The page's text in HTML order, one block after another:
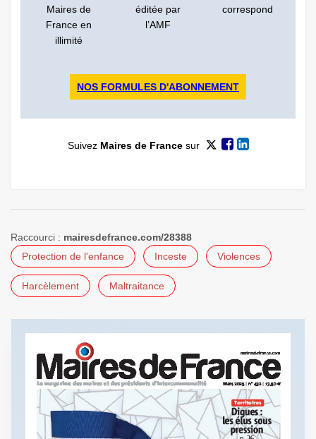
Maires de
France en
illimité
éditée par
l’AMF
correspond
NOS FORMULES D'ABONNEMENT
Suivez Maires de Francesur
Raccourci : mairesdefrance.com/28388
Protection de l'enfance
Inceste Violences
Harcèlement Maltraitance